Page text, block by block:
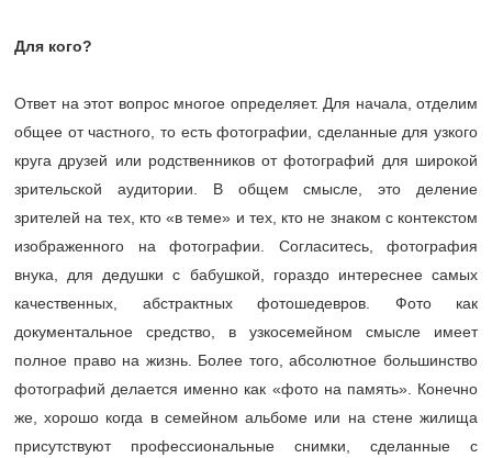
Для кого?
Ответ на этот вопрос многое определяет. Для начала, отделим
общее от частного, то есть фотографии, сделанные для узкого
круга друзей или родственников от фотографий для широкой
зрительской аудитории. В общем смысле, это деление
зрителей на тех, кто «в теме» и тех, кто не знаком с контекстом
изображенного на фотографии. Согласитесь, фотография
внука, для дедушки с бабушкой, гораздо интереснее самых
качественных, абстрактных фотошедевров. Фото как
документальное средство, в узкосемейном смысле имеет
полное право на жизнь. Более того, абсолютное большинство
фотографий делается именно как «фото на память». Конечно
же, хорошо когда в семейном альбоме или на стене жилища
присутствуют профессиональные снимки, сделанные с